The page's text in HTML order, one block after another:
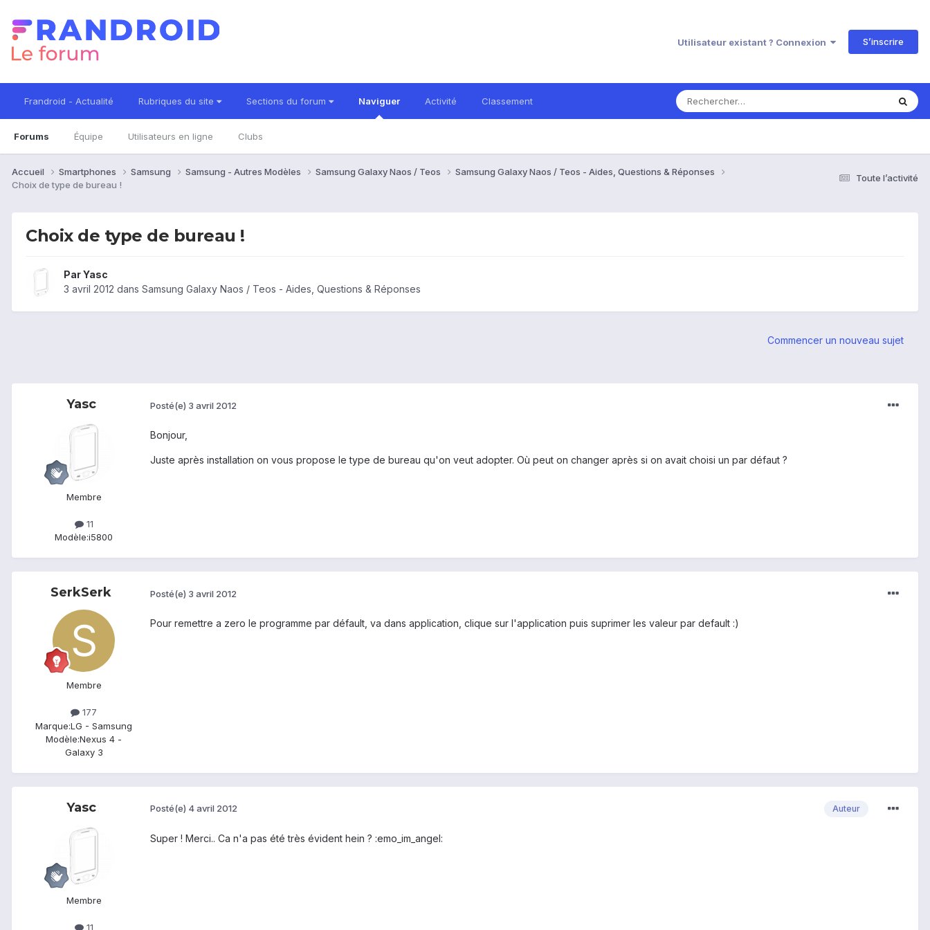
Utilisateur existant ? Connexion S’inscrire
Frandroid - Actualité Rubriques du site Sections du forum Naviguer
Forums Équipe Utilisateurs en ligne Clubs
Activité Classement
Toute l’activité
Accueil Smartphones Samsung Samsung - Autres Modèles Samsung Galaxy Naos / Teos
Samsung Galaxy Naos / Teos - Aides, Questions & Réponses
Choix de type de bureau !
Choix de type de bureau !
ParYasc
3 avril 2012 dans Samsung Galaxy Naos / Teos - Aides, Questions & Réponses
Commencer un nouveau sujet
Yasc
Membre
11
Modèle:i5800
Posté(e) 3 avril 2012
Bonjour,
Juste après installation on vous propose le type de bureau qu'on veut adopter. Où peut on changer après si on avait choisi un par défaut ?
SerkSerk
Membre
177
Marque:LG - Samsung
Modèle:Nexus 4 -
Galaxy 3
Posté(e) 3 avril 2012
Pour remettre a zero le programme par défault, va dans application, clique sur l'application puis suprimer les valeur par default :)
Yasc
Membre
11
Auteur
Posté(e) 4 avril 2012
Super ! Merci.. Ca n'a pas été très évident hein ? :emo_im_angel: